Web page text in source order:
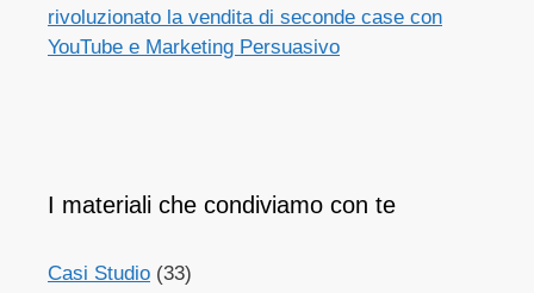
rivoluzionato la vendita di seconde case con
YouTube e Marketing Persuasivo
I materiali che condiviamo con te
Casi Studio (33)